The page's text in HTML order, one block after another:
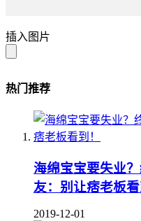
插入图片
热门推荐
海绵宝宝要失业
友：别让痞老板看
2019-12-01